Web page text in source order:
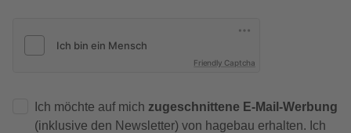
Friendly Captcha
Ich möchte auf mich zugeschnittene E-Mail-Werbung
(inklusive den Newsletter) von hagebau erhalten. Ich